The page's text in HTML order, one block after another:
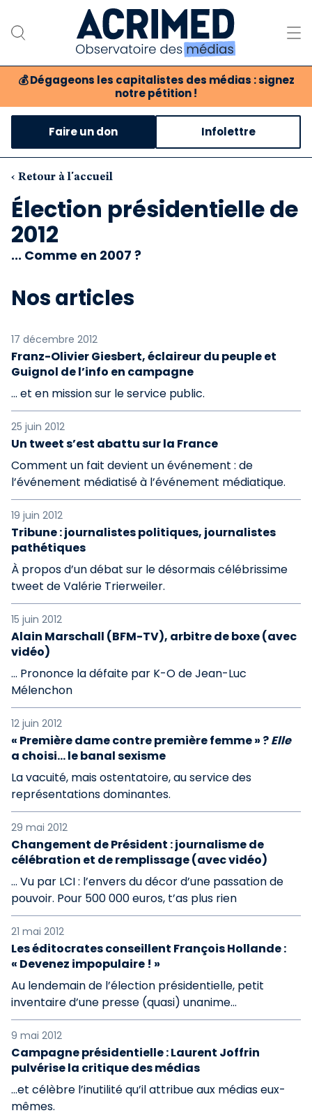
💰 Dégageons les capitalistes des médias : signez
notre pétition !
Notre association
Notre critique des médias
Nos propositions
Notre revue
Boutique
Faire un don Infolettre
‹ Retour à l'accueil
Élection présidentielle de
2012
... Comme en 2007 ?
Nos articles
17 décembre 2012
Franz-Olivier Giesbert, éclaireur du peuple et
Guignol de l’info en campagne
... et en mission sur le service public.
25 juin 2012
Un tweet s’est abattu sur la France
Comment un fait devient un événement : de
l’événement médiatisé à l’événement médiatique.
19 juin 2012
Tribune : journalistes politiques, journalistes
pathétiques
À propos d’un débat sur le désormais célébrissime
tweet de Valérie Trierweiler.
15 juin 2012
Alain Marschall (BFM-TV), arbitre de boxe (avec
vidéo)
… Prononce la défaite par K-O de Jean-Luc
Mélenchon
12 juin 2012
« Première dame contre première femme » ?Elle
a choisi… le banal sexisme
La vacuité, mais ostentatoire, au service des
représentations dominantes.
29 mai 2012
Changement de Président : journalisme de
célébration et de remplissage (avec vidéo)
… Vu par LCI : l’envers du décor d’une passation de
pouvoir. Pour 500 000 euros, t’as plus rien
21 mai 2012
Les éditocrates conseillent François Hollande :
« Devenez impopulaire ! »
Au lendemain de l’élection présidentielle, petit
inventaire d’une presse (quasi) unanime…
9 mai 2012
Campagne présidentielle : Laurent Joffrin
pulvérise la critique des médias
…et célèbre l’inutilité qu’il attribue aux médias eux-
mêmes.